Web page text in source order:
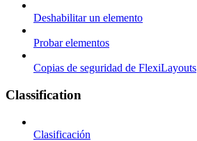
Deshabilitar un elemento
Probar elementos
Copias de seguridad de FlexiLayouts
Classification
Clasificación